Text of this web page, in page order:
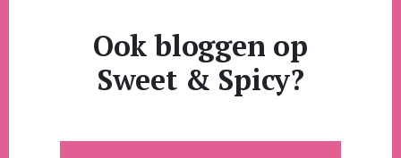
Ook bloggen op
Sweet & Spicy?